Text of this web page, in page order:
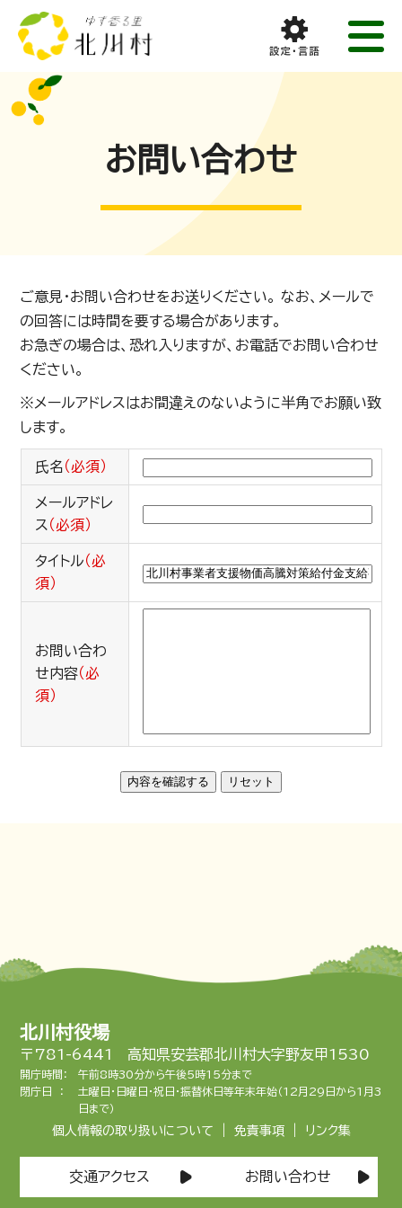
お問い合わせ
ご意見・お問い合わせをお送りください。 なお、メールで
の回答には時間を要する場合があります。
お急ぎの場合は、恐れ入りますが、お電話でお問い合わせ
ください。
※メールアドレスはお間違えのないように半角でお願い致
します。
氏名（必須）
メールアドレ
ス（必須）
タイトル（必
須）
お問い合わ
せ内容（必
須）
北川村役場
〒781-6441 高知県安芸郡北川村大字野友甲1530
開庁時間：
午前8時30分から午後5時15分まで
閉庁日 ：
土曜日・日曜日・祝日・振替休日等年末年始（12月29日から1月3
日まで）
個人情報の取り扱いについて 免責事項 リンク集
交通アクセス お問い合わせ